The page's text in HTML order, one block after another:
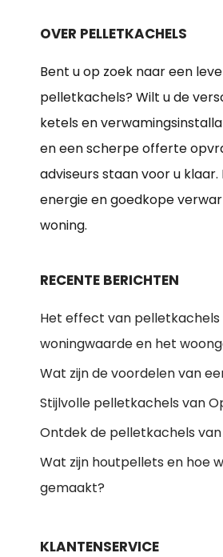
OVER PELLETKACHELS
Bent u op zoek naar een
pelletkachels? Wilt u de
ketels en
en een scherpe offerte
adviseurs staan voor u klaar.
energie en goedkope
woning.
RECENTE BERICHTEN
Het effect van pelletkachels
woningwaarde en het
Wat zijn de voordelen van
Stijlvolle pelletkachels van
Ontdek de pelletkachels
Wat zijn houtpellets en hoe
gemaakt?
KLANTENSERVICE